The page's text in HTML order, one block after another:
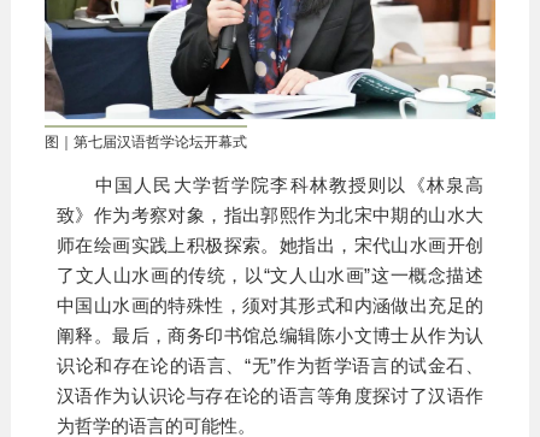
图｜第七届汉语哲学论坛开幕式
中国人民大学哲学院李科林教授则以《林泉高
致》作为考察对象，指出郭熙作为北宋中期的山水大
师在绘画实践上积极探索。她指出，宋代山水画开创
了文人山水画的传统，以“文人山水画”这一概念描述
中国山水画的特殊性，须对其形式和内涵做出充足的
阐释。最后，商务印书馆总编辑陈小文博士从作为认
识论和存在论的语言、“无”作为哲学语言的试金石、
汉语作为认识论与存在论的语言等角度探讨了汉语作
为哲学的语言的可能性。